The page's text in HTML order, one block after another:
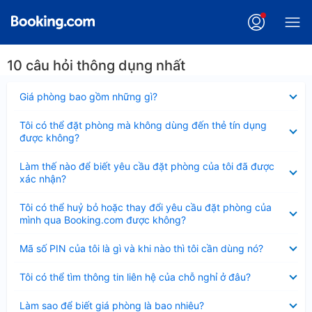
10 câu hỏi thông dụng nhất
Giá phòng bao gồm những gì?
thu
Tôi có thể đặt phòng mà không dùng đến thẻ tín dụng
được không?
thu
gọn
Làm thế nào để biết yêu cầu đặt phòng của tôi đã được
xác nhận?
thu
gọn
Tôi có thể huỷ bỏ hoặc thay đổi yêu cầu đặt phòng của
mình qua Booking.com được không?
thu
gọn
Mã số PIN của tôi là gì và khi nào thì tôi cần dùng nó?
thu
Tôi có thể tìm thông tin liên hệ của chỗ nghỉ ở đâu?
thu
Làm sao để biết giá phòng là bao nhiêu?
thu